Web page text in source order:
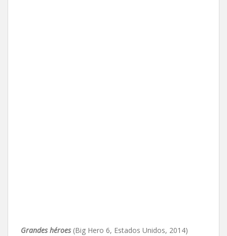
Grandes héroes(Big Hero 6, Estados Unidos, 2014)